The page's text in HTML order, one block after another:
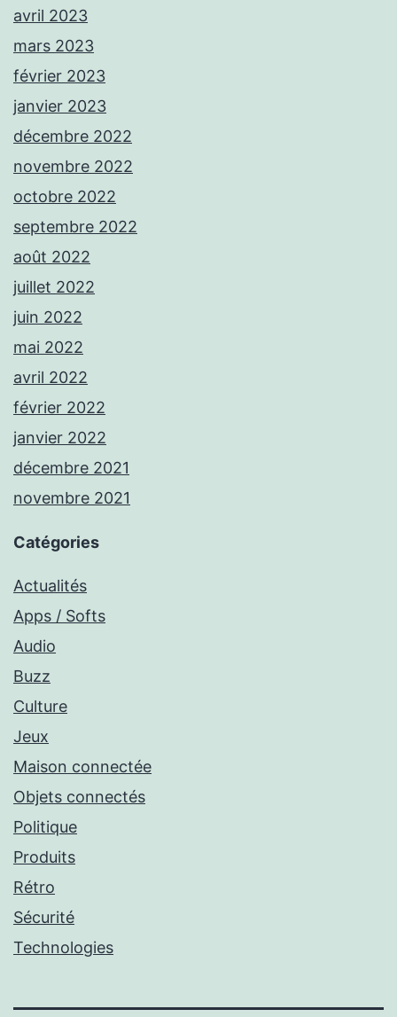
avril 2023
mars 2023
février 2023
janvier 2023
décembre 2022
novembre 2022
octobre 2022
septembre 2022
août 2022
juillet 2022
juin 2022
mai 2022
avril 2022
février 2022
janvier 2022
décembre 2021
novembre 2021
Catégories
Actualités
Apps / Softs
Audio
Buzz
Culture
Jeux
Maison connectée
Objets connectés
Politique
Produits
Rétro
Sécurité
Technologies